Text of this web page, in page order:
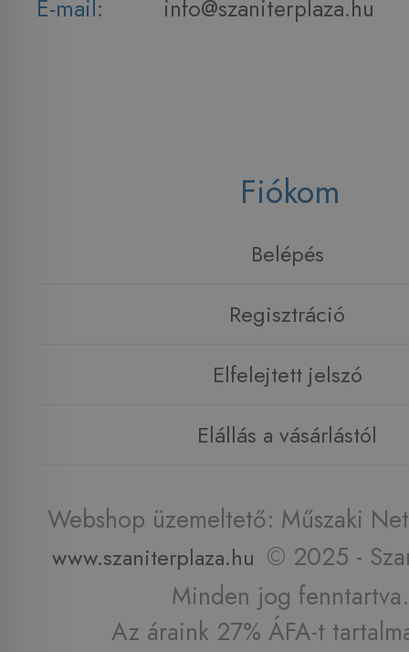
E-mail:
info@szaniterplaza.hu
Fiókom
Belépés
Regisztráció
Elfelejtett jelszó
Elállás a vásárlástól
Webshop üzemeltető: Műszaki
www.szaniterplaza.hu © 2025 -
Minden jog fenntartva.
Az áraink 27% ÁFA-t